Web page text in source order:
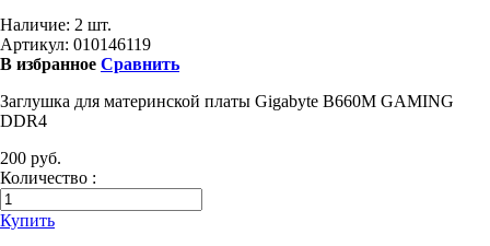
Наличие: 2 шт.
Артикул: 010146119
В избранное Сравнить
Заглушка для материнской платы Gigabyte B660M GAMING
DDR4
200 руб.
Количество :
Купить